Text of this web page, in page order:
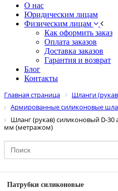
О нас
Юридическим лицам
Физическим лицам
Как оформить заказ
Оплата заказов
Доставка заказов
Гарантия и возврат
Блог
Контакты
Главная страница
Шланги
Армированные силиконовые
Шланг (рукав) силиконовый D-
мм (метражом)
Патрубки силиконовые